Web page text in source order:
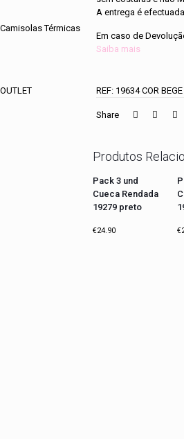
Camisolas Térmicas
OUTLET
A entrega é
Em caso de
Saiba mais
REF: 19634 COR BEGE
Share
Produtos
Pack 3 und
Cueca Rendada
19279 preto
€24.90 €